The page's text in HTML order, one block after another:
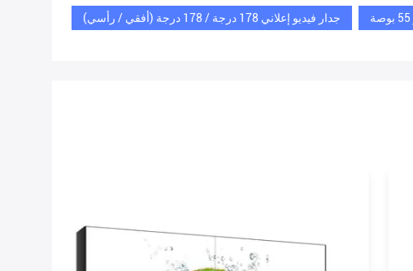
جدار فيديو إعلاني 178 درجة / 178 درجة (أفقي / رأسي)